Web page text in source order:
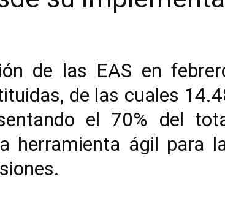
de las EAS en
de las cuales
el 70% del
herramienta ágil para